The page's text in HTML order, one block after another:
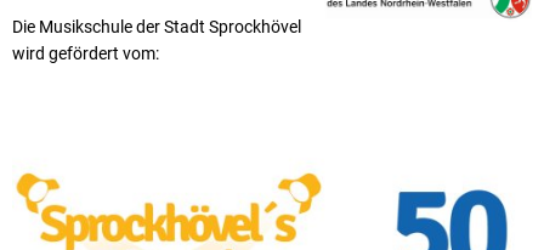
Die Musikschule der Stadt Sprockhövel
wird gefördert vom: